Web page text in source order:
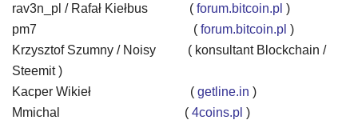
rav3n_pl / Rafał Kiełbus ( forum.bitcoin.pl )
pm7
( forum.bitcoin.pl )
Krzysztof Szumny / Noisy ( konsultant Blockchain /
Steemit )
Kacper Wikieł
( getline.in )
Mmichal
( 4coins.pl )